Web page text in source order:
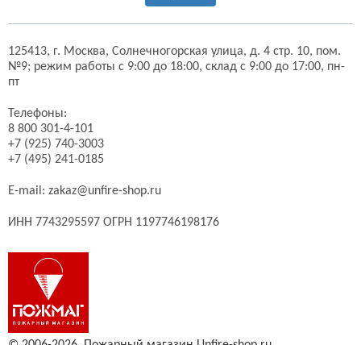
125413, г. Москва, Солнечногорская улица, д. 4 стр. 10, пом.
№9; режим работы с 9:00 до 18:00, склад с 9:00 до 17:00, пн-
пт
Телефоны:
8 800 301-4-101
+7 (925) 740-3003
+7 (495) 241-0185
E-mail: zakaz@unfire-shop.ru
ИНН 7743295597 ОГРН 1197746198176